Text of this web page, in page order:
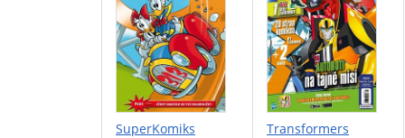
SuperKomiks Transformers